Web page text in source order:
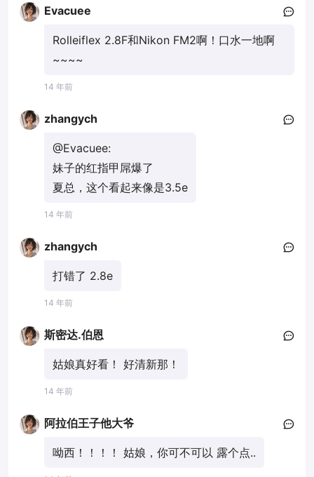
Evacuee
Rolleiflex 2.8F和Nikon FM2啊！口水一地啊
~~~~
14 年前
zhangych
@Evacuee:
妹子的红指甲屌爆了
夏总，这个看起来像是3.5e
14 年前
zhangych
打错了 2.8e
14 年前
斯密达.伯恩
姑娘真好看！ 好清新那！
14 年前
阿拉伯王子他大爷
呦西！！！！ 姑娘，你可不可以 露个点..